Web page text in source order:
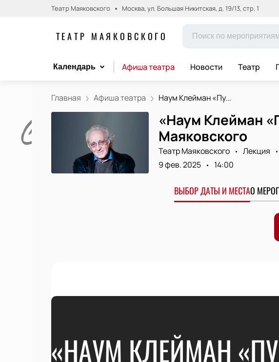
Театр Маяковского Москва, ул. Большая Никитская, д. 19/13, стр. 1
ТЕАТР МАЯКОВСКОГО
Календарь Афиша театра Новости Театр
Главная Афиша театра Наум Клейман «Пу...
«Наум Клейман
Маяковского
Театр Маяковского Лекция
9 фев. 2025
14:00
ВЫБОР ДАТЫ И МЕСТАО
«НАУМ КЛЕЙМАН